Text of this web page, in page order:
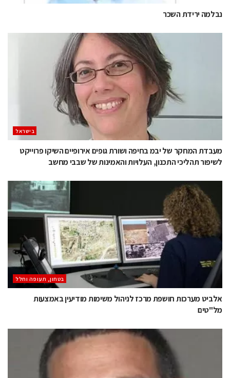
נבלמה ירידת השכר
בישראל
מעבדת המחקר של יבמ בחיפה ושורת גופים אירופיים השיקו פרוייקט
לשיפור תהליכי התכנון, העלויות והאמינות של שבבי מחשב
בטחון, תעופה וחלל
אלביט מערכות חושפת מרכז לניהול משימות מודיעין באמצעות
מל"טים